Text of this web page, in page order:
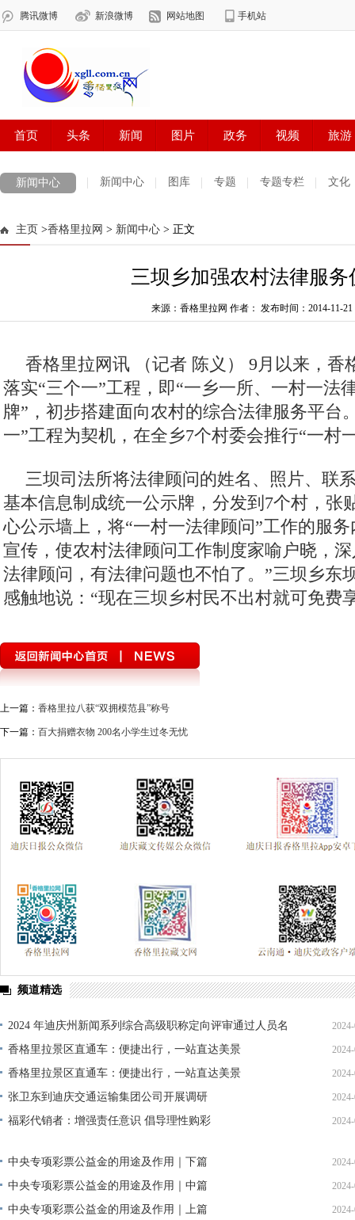
新闻中心 新闻中心 图库 专题 专题专栏 文化
法治迪庆
主页 >香格里拉网 > 新闻中心 > 正文
三坝乡加强农村法律服务
来源：香格里拉网 作者： 发布时间：2014-11-21
香格里拉网讯 （记者 陈义）
9月以来，香
落实“三个一”工程，即“一乡一所、一村一法
牌”，初步搭建面向农村的综合法律服务平台
一”工程为契机，在全乡7个村委会推行“一村
三坝司法所将法律顾问的姓名、照片、联
基本信息制成统一公示牌，分发到7个村，张
心公示墙上，将“一村一法律顾问”工作的服
宣传，使农村法律顾问工作制度家喻户晓，
法律顾问，有法律问题也不怕了。”三坝乡东
感触地说：“现在三坝乡村民不出村就可免费
上一篇： 香格里拉八获“双拥模范县”称号
下一篇： 百大捐赠衣物 200名小学生过冬无忧
频道精选
2024 年迪庆州新闻系列综合高级职称定向评审通过人员名
单公示
香格里拉景区直通车：便捷出行，一站直达美景
香格里拉景区直通车：便捷出行，一站直达美景
张卫东到迪庆交通运输集团公司开展调研
福彩代销者：增强责任意识 倡导理性购彩
中央专项彩票公益金的用途及作用｜下篇
中央专项彩票公益金的用途及作用｜中篇
中央专项彩票公益金的用途及作用｜上篇